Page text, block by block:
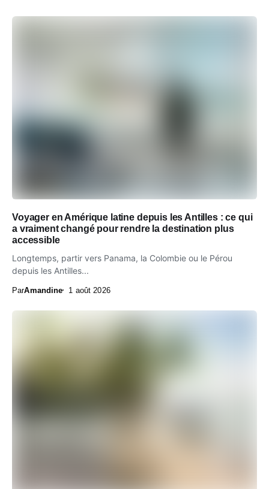
Voyager en Amérique latine depuis les Antilles : ce qui
a vraiment changé pour rendre la destination plus
accessible
Longtemps, partir vers Panama, la Colombie ou le Pérou
depuis les Antilles...
ParAmandine 1 août 2026